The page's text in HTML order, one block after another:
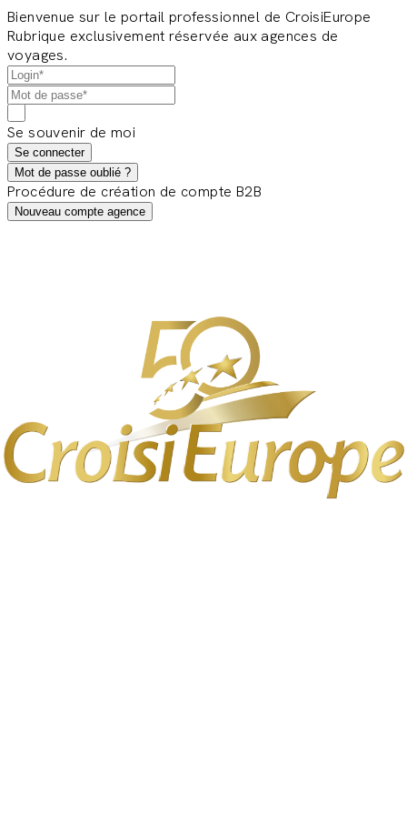
Bienvenue sur le portail professionnel de CroisiEurope
Rubrique exclusivement réservée aux agences de
voyages.
Se souvenir de moi
Se connecter
Mot de passe oublié ?
Procédure de création de compte B2B
Nouveau compte agence